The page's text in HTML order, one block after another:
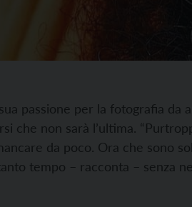
passione per la fotografia da
che non sarà l’ultima.
da poco. Ora che sono
tempo – racconta – senza